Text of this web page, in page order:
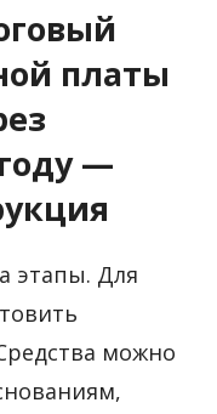
платы
—
этапы. Для
можно